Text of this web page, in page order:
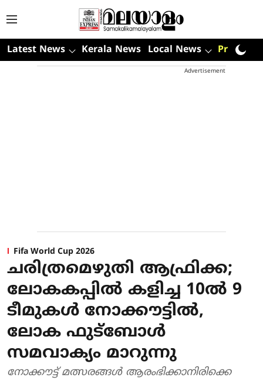
Latest News Kerala News Local News Premium
Advertisement
Fifa World Cup 2026
ചരിത്രമെഴുതി ആഫ്രിക്ക;
ലോകകപ്പില്‍ കളിച്ച 10ല്‍ 9
ടീമുകള്‍ നോക്കൗട്ടില്‍,
ലോക ഫുട്‌ബോള്‍
സമവാക്യം മാറുന്നു
നോക്കൗട്ട് മത്സരങ്ങള്‍ ആരംഭിക്കാനിരിക്കെ